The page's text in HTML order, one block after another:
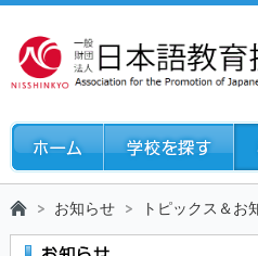
お知らせ トピックス＆お